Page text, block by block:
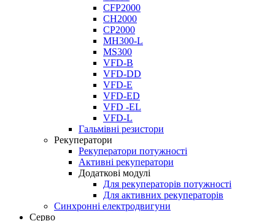
CFP2000
CH2000
CP2000
MH300-L
MS300
VFD-B
VFD-DD
VFD-E
VFD-ED
VFD -EL
VFD-L
Гальмівні резистори
Рекуператори
Рекуператори потужності
Активні рекуператори
Додаткові модулі
Для рекуператорів потужності
Для активних рекуператорів
Синхронні електродвигуни
Серво